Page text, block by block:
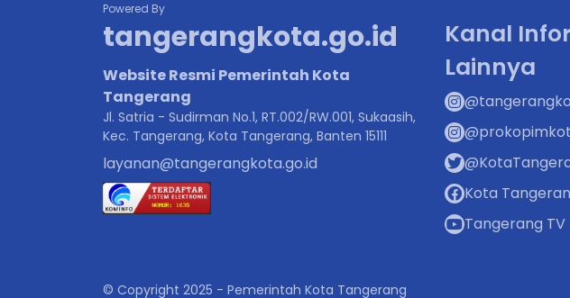
Powered By
tangerangkota.go.id
Website Resmi Pemerintah Kota
Tangerang
Jl. Satria - Sudirman No.1, RT.002/RW.001, Sukaasih,
Kec. Tangerang, Kota Tangerang, Banten 15111
layanan@tangerangkota.go.id
Kanal
Lainnya
Kota
Tangerang TV
© Copyright 2025 - Pemerintah Kota Tangerang